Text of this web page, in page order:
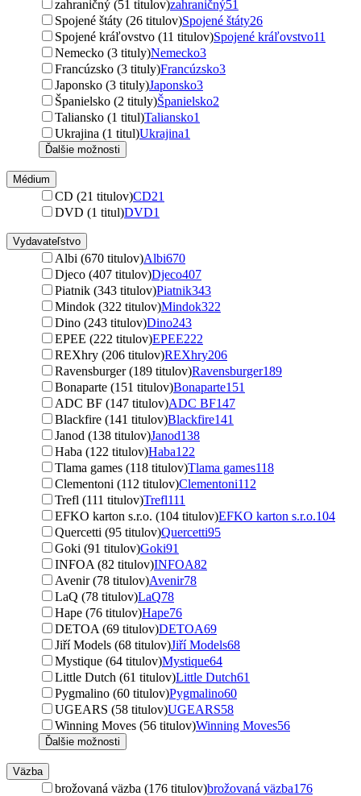
zahraničný (51 titulov)zahraničný51
Spojené štáty (26 titulov)Spojené štáty26
Spojené kráľovstvo (11 titulov)Spojené kráľovstvo11
Nemecko (3 tituly)Nemecko3
Francúzsko (3 tituly)Francúzsko3
Japonsko (3 tituly)Japonsko3
Španielsko (2 tituly)Španielsko2
Taliansko (1 titul)Taliansko1
Ukrajina (1 titul)Ukrajina1
Ďalšie možnosti
Médium
CD (21 titulov)CD21
DVD (1 titul)DVD1
Vydavateľstvo
Albi (670 titulov)Albi670
Djeco (407 titulov)Djeco407
Piatnik (343 titulov)Piatnik343
Mindok (322 titulov)Mindok322
Dino (243 titulov)Dino243
EPEE (222 titulov)EPEE222
REXhry (206 titulov)REXhry206
Ravensburger (189 titulov)Ravensburger189
Bonaparte (151 titulov)Bonaparte151
ADC BF (147 titulov)ADC BF147
Blackfire (141 titulov)Blackfire141
Janod (138 titulov)Janod138
Haba (122 titulov)Haba122
Tlama games (118 titulov)Tlama games118
Clementoni (112 titulov)Clementoni112
Trefl (111 titulov)Trefl111
EFKO karton s.r.o. (104 titulov)EFKO karton s.r.o.104
Quercetti (95 titulov)Quercetti95
Goki (91 titulov)Goki91
INFOA (82 titulov)INFOA82
Avenir (78 titulov)Avenir78
LaQ (78 titulov)LaQ78
Hape (76 titulov)Hape76
DETOA (69 titulov)DETOA69
Jiří Models (68 titulov)Jiří Models68
Mystique (64 titulov)Mystique64
Little Dutch (61 titulov)Little Dutch61
Pygmalino (60 titulov)Pygmalino60
UGEARS (58 titulov)UGEARS58
Winning Moves (56 titulov)Winning Moves56
Ďalšie možnosti
Väzba
brožovaná väzba (176 titulov)brožovaná väzba176